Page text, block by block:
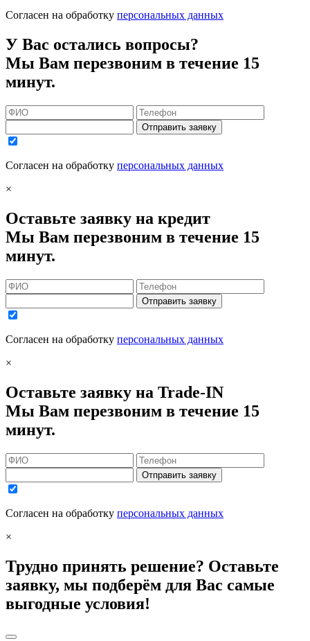
Согласен на обработку персональных данных
У Вас остались вопросы?
Мы Вам перезвоним в течение 15
минут.
Отправить заявку
Согласен на обработку персональных данных
×
Оставьте заявку на кредит
Мы Вам перезвоним в течение 15
минут.
Отправить заявку
Согласен на обработку персональных данных
×
Оставьте заявку на Trade-IN
Мы Вам перезвоним в течение 15
минут.
Отправить заявку
Согласен на обработку персональных данных
×
Трудно принять решение? Оставьте
заявку, мы подберём для Вас самые
выгодные условия!